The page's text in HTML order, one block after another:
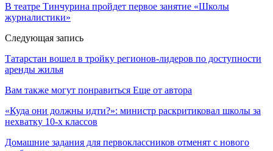
В театре Тинчурина пройдет первое занятие «Школы
журналистики»
Следующая запись
Татарстан вошел в тройку регионов-лидеров по доступности
аренды жилья
Вам также могут понравиться Еще от автора
«Куда они должны идти?»: министр раскритиковал школы за
нехватку 10-х классов
Домашние задания для первоклассников отменят с нового